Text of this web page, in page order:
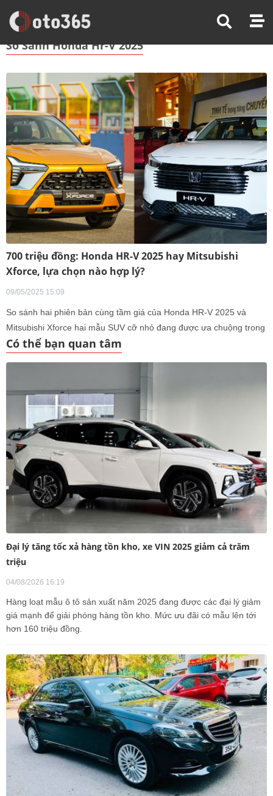
Trang Chủ So Sánh Honda Hr-V 2025
So Sánh Honda Hr-V 2025
700 triệu đồng: Honda HR-V 2025 hay Mitsubishi
Xforce, lựa chọn nào hợp lý?
09/05/2025 15:09
So sánh hai phiên bản cùng tầm giá của Honda HR-V 2025 và
Mitsubishi Xforce hai mẫu SUV cỡ nhỏ đang được ưa chuộng trong
phân khúc.
Có thể bạn quan tâm
Đại lý tăng tốc xả hàng tồn kho, xe VIN 2025 giảm cả trăm
triệu
04/08/2026 16:19
Hàng loạt mẫu ô tô sản xuất năm 2025 đang được các đại lý giảm
giá mạnh để giải phóng hàng tồn kho. Mức ưu đãi có mẫu lên tới
hơn 160 triệu đồng.